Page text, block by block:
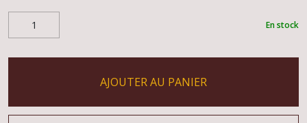
En stock
AJOUTER AU PANIER